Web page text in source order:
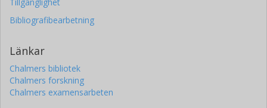
Tillgänglighet
Bibliografibearbetning
Länkar
Chalmers bibliotek
Chalmers forskning
Chalmers examensarbeten